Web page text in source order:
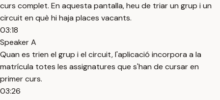
curs complet. En aquesta pantalla, heu de triar un grup i un
circuit en què hi haja places vacants.
03:18
Speaker A
Quan es trien el grup i el circuit, l'aplicació incorpora a la
matrícula totes les assignatures que s'han de cursar en
primer curs.
03:26